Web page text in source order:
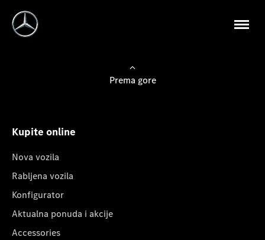
Prema gore
Kupite online
Nova vozila
Rabljena vozila
Konfigurator
Aktualna ponuda i akcije
Accessories